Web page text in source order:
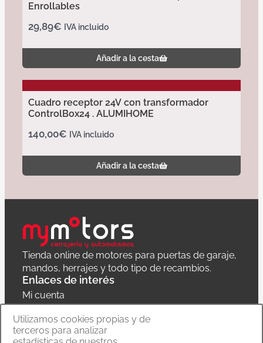
Enrollables
29,89€ IVA incluido
Añadir a la cesta
Cuadro receptor 24V con transformador
ControlBox24 . ALUMIHOME
140,00€ IVA incluido
Añadir a la cesta
Tienda online de motores para puertas de garaje,
mandos, herrajes y todo tipo de recambios.
Enlaces de interés
Mi cuenta
Política de privacidad
Carrito
Utilizamos cookies propias y de
terceros para analizar